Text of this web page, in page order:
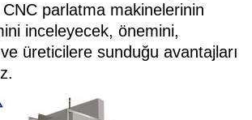
parlatma makinelerinin
inceleyecek, önemini,
üreticilere sunduğu avantajları